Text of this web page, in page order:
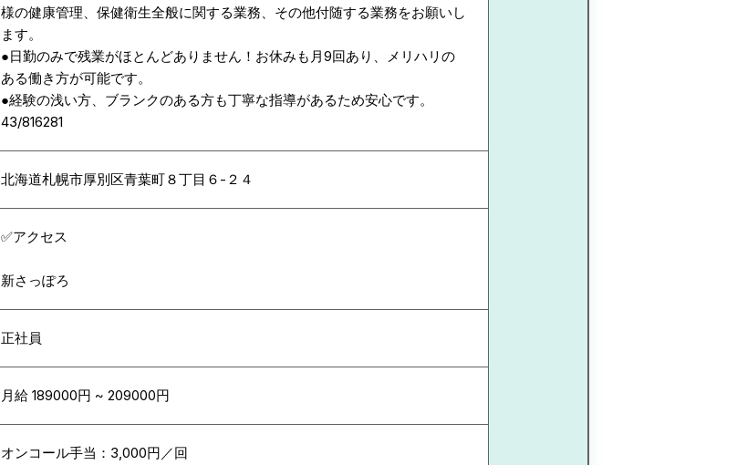
様の健康管理、保健衛生全般に関する業務、その他付随する業務をお願いし
ます。
●日勤のみで残業がほとんどありません！お休みも月9回あり、メリハリの
ある働き方が可能です。
●経験の浅い方、ブランクのある方も丁寧な指導があるため安心です。
43/816281
北海道札幌市厚別区青葉町８丁目６-２４
✅アクセス
新さっぽろ
正社員
月給 189000円 ~ 209000円
オンコール手当：3,000円／回